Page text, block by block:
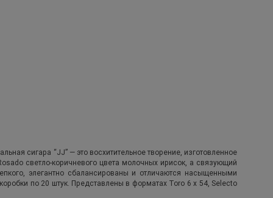
сигара “JJ” — это восхитительное творение, изготовленное
светло-коричневого цвета молочных ирисок, а связующий
элегантно сбалансированы и отличаются насыщенными
по 20 штук. Представлены в форматах Toro 6 x 54, Selecto